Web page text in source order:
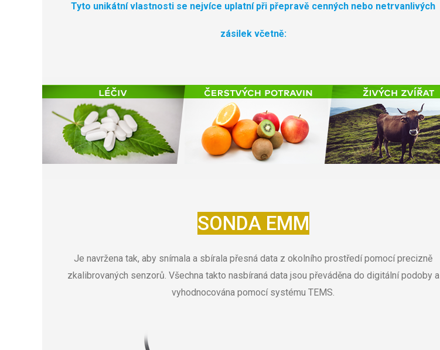
Tyto unikátní vlastnosti se nejvíce uplatní při přepravě cenných nebo netrvanlivých
zásilek včetně:
SONDA EMM
Je navržena tak, aby snímala a sbírala přesná data z okolního prostředí pomocí precizně
zkalibrovaných senzorů. Všechna takto nasbíraná data jsou převáděna do digitální podoby a
vyhodnocována pomocí systému TEMS.